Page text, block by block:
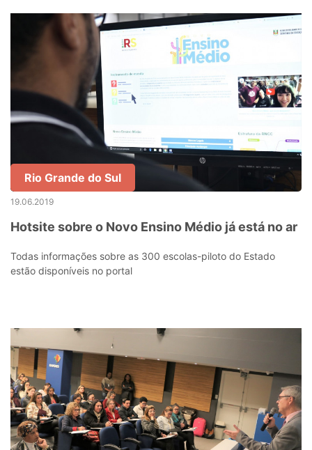
Rio Grande do Sul
19.06.2019
Hotsite sobre o Novo Ensino Médio já está no ar
Todas informações sobre as 300 escolas-piloto do Estado
estão disponíveis no portal